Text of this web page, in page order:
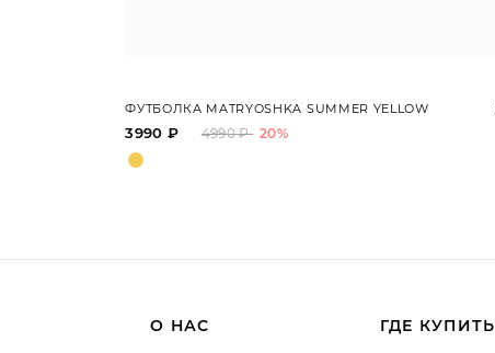
ФУТБОЛКА MATRYOSHKA SUMMER YELLOW
3990 ₽ 4990 ₽ 20%
О НАС ГДЕ КУПИТЬ